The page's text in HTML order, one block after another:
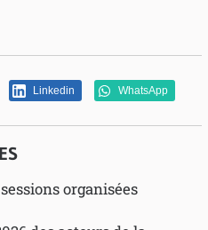
Linkedin WhatsApp
organisées